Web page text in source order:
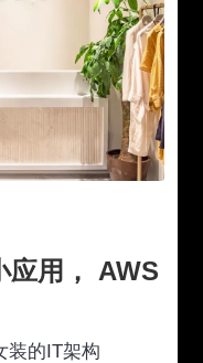
应用， AWS
装的IT架构